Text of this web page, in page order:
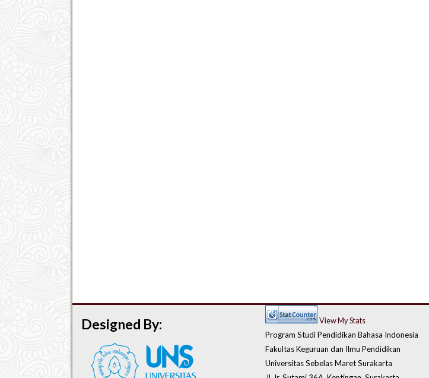
View My Stats
Program Studi Pendidikan Bahasa Indonesia
Fakultas Keguruan dan Ilmu Pendidikan
Universitas Sebelas Maret Surakarta
Designed By: